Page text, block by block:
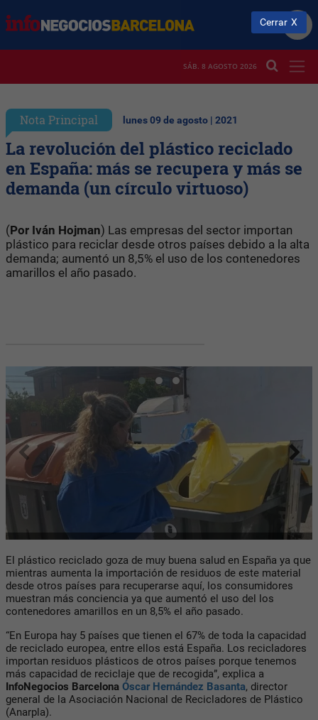
SÁB. 8 AGOSTO 2026
Nota Principal lunes 09 de agosto | 2021
La revolución del plástico reciclado
en España: más se recupera y más se
demanda (un círculo virtuoso)
(Por Iván Hojman) Las empresas del sector importan
plástico para reciclar desde otros países debido a la alta
demanda; aumentó un 8,5% el uso de los contenedores
amarillos el año pasado.
El plástico reciclado goza de muy buena salud en España ya que
mientras aumenta la importación de residuos de este material
desde otros países para recuperarse aquí, los consumidores
muestran más conciencia ya que aumentó el uso del los
contenedores amarillos en un 8,5% el año pasado.
“En Europa hay 5 países que tienen el 67% de toda la capacidad
de reciclado europea, entre ellos está España. Los recicladores
importan residuos plásticos de otros países porque tenemos
más capacidad de reciclaje que de recogida”, explica a
InfoNegocios Barcelona Óscar Hernández Basanta, director
general de la Asociación Nacional de Recicladores de Plástico
(Anarpla).
Cerrar